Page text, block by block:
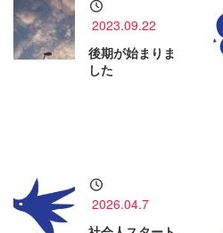
2023.09.22
後期が始まりま
した
2026.04.7